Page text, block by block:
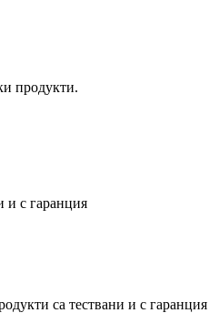
продукти.
и с гаранция
са тествани и с гаранция